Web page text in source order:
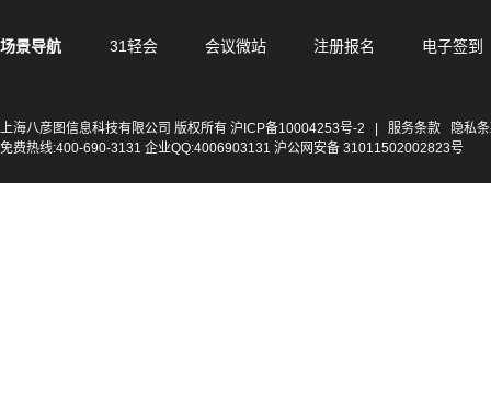
场景导航 31轻会 会议微站 注册报名 电子签到
上海八彦图信息科技有限公司 版权所有 沪ICP备10004253号-2 服务条款
隐私
免费热线:400-690-3131 企业QQ:4006903131 沪公网安备 31011502002823号